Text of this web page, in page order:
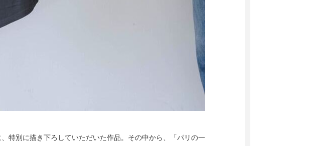
特別に描き下ろしていただいた作品。その中から、「パリの一